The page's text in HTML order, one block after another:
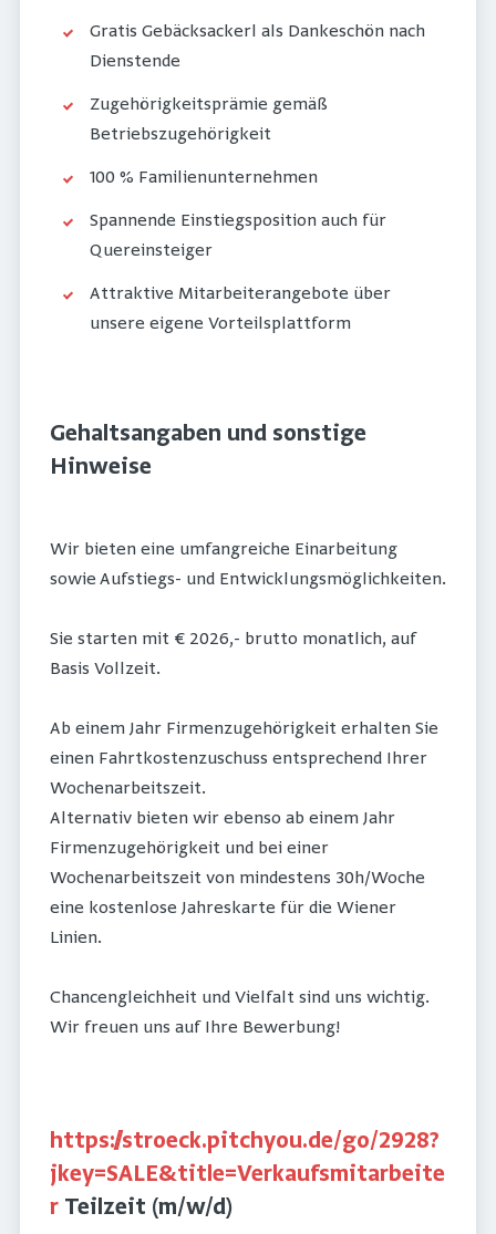
Gratis Gebäcksackerl als Dankeschön nach
Dienstende
Zugehörigkeitsprämie gemäß
Betriebszugehörigkeit
100 % Familienunternehmen
Spannende Einstiegsposition auch für
Quereinsteiger
Attraktive Mitarbeiterangebote über
unsere eigene Vorteilsplattform
Gehaltsangaben und sonstige
Hinweise
Wir bieten eine umfangreiche Einarbeitung
sowie Aufstiegs- und Entwicklungsmöglichkeiten.
Sie starten mit € 2026,- brutto monatlich, auf
Basis Vollzeit.
Ab einem Jahr Firmenzugehörigkeit erhalten Sie
einen Fahrtkostenzuschuss entsprechend Ihrer
Wochenarbeitszeit.
Alternativ bieten wir ebenso ab einem Jahr
Firmenzugehörigkeit und bei einer
Wochenarbeitszeit von mindestens 30h/Woche
eine kostenlose Jahreskarte für die Wiener
Linien.
Chancengleichheit und Vielfalt sind uns wichtig.
Wir freuen uns auf Ihre Bewerbung!
https://stroeck.pitchyou.de/go/2928?
jkey=SALE&title=Verkaufsmitarbeite
r Teilzeit (m/w/d)